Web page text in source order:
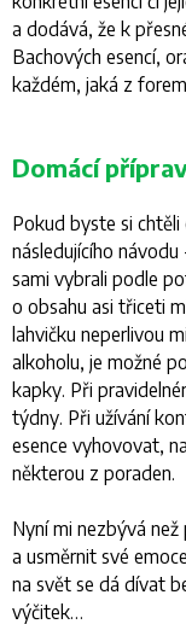
a dodává, že k
Bachových esencí,
každém, jaká z
Domácí
Pokud byste si chtěli
následujícího
sami vybrali podle
o obsahu asi třiceti
lahvičku neperlivou
alkoholu, je možné
kapky. Při
týdny. Při užívání
esence vyhovovat,
některou z poraden.
Nyní mi nezbývá
a usměrnit své
na svět se dá dívat
výčitek…